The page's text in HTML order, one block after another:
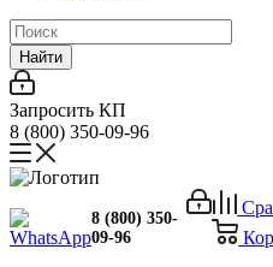
Найти
Запросить КП
8 (800) 350-09-96
8 (800) 350-
09-96